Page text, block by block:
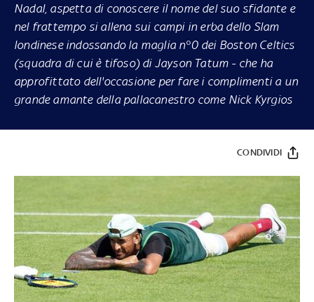
Nadal, aspetta di conoscere il nome del suo sfidante e
nel frattempo si allena sui campi in erba dello Slam
londinese indossando la maglia n°0 dei Boston Celtics
(squadra di cui è tifoso) di Jayson Tatum - che ha
approfittato dell'occasione per fare i complimenti a un
grande amante della pallacanestro come Nick Kyrgios
CONDIVIDI